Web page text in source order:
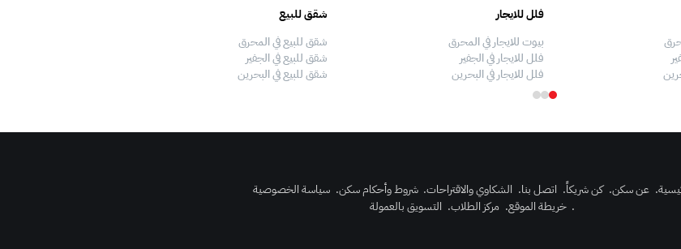
فلل للايجار
بيوت للايجار في المحرق
فلل للايجار في الجفير
فلل للايجار في البحرين
شقق للبيع
شقق للبيع في المحرق
شقق للبيع في الجفير
شقق للبيع في البحرين
. عن سكن. كن شريكاً. اتصل بنا. الشكاوي والاقتراحات. شروط وأحكام سكن. سياسة الخصوصية
. خريطة الموقع. مركز الطلاب. التسويق بالعمولة